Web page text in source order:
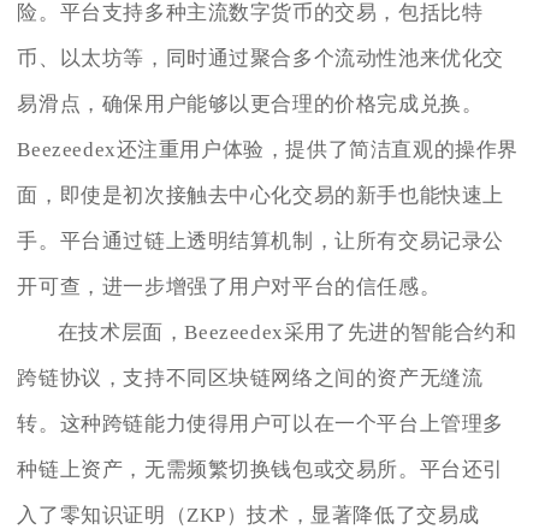
险。平台支持多种主流数字货币的交易，包括比特
币、以太坊等，同时通过聚合多个流动性池来优化交
易滑点，确保用户能够以更合理的价格完成兑换。
Beezeedex还注重用户体验，提供了简洁直观的操作界
面，即使是初次接触去中心化交易的新手也能快速上
手。平台通过链上透明结算机制，让所有交易记录公
开可查，进一步增强了用户对平台的信任感。
在技术层面，Beezeedex采用了先进的智能合约和
跨链协议，支持不同区块链网络之间的资产无缝流
转。这种跨链能力使得用户可以在一个平台上管理多
种链上资产，无需频繁切换钱包或交易所。平台还引
入了零知识证明（ZKP）技术，显著降低了交易成